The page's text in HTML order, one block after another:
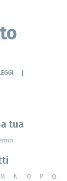
tua
M N O P Q